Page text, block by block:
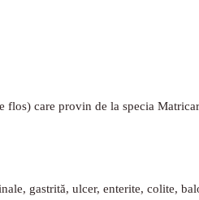
flos) care provin de la specia
gastrită, ulcer, enterite, colite,